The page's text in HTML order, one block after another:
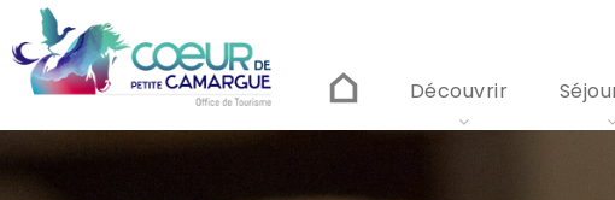
contenu
principal
Découvrir